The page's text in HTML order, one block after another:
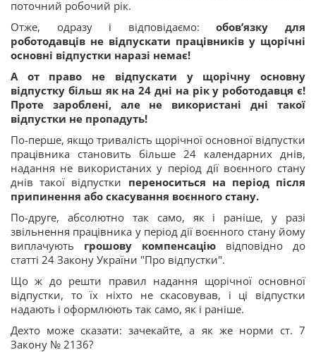
поточний робочий рік.
Отже, одразу і відповідаємо:обов’язку для
роботодавців не відпускати працівників у щорічні
основні відпустки наразі немає!
А от право не відпускати у щорічну основну
відпустку більш як на 24 дні на рік у роботодавця є!
Проте зароблені, але не використані дні такої
відпустки не пропадуть!
По-перше, якщо тривалість щорічної основної відпустки
працівника становить більше 24 календарних днів,
надання не використаних у період дії воєнного стану
днів такої відпустки переноситься на період після
припинення або скасування воєнного стану.
По-друге, абсолютно так само, як і раніше, у разі
звільнення працівника у період дії воєнного стану йому
виплачують грошову компенсацію відповідно до
статті 24 Закону України "Про відпустки".
Що ж до решти правил надання щорічної основної
відпустки, то їх ніхто не скасовував, і ці відпустки
надають і оформлюють так само, як і раніше.
Дехто може сказати: зачекайте, а як же норми ст. 7
Закону № 2136?